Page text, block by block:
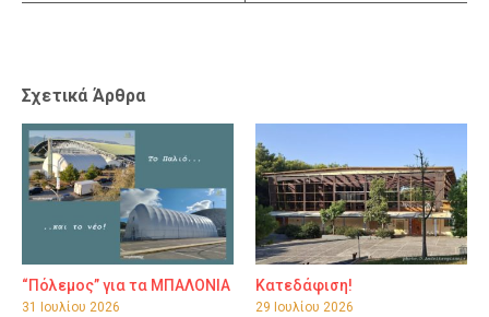
Σχετικά Άρθρα
“Πόλεμος” για τα ΜΠΑΛΟΝΙΑ
31 Ιουλίου 2026
Κατεδάφιση!
29 Ιουλίου 2026